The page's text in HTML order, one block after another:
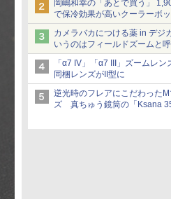
岡嶋和幸の「あとで買う」
で保冷効果が高いクーラーボ
Watch
カメラバカにつける薬 in デジ
いうのはフィールドズームと呼
「α7 IV」「α7 III」ズームレ
同梱レンズがII型に
逆光時のフレアにこだわった
ズ 真ちゅう鏡筒の「Ksana